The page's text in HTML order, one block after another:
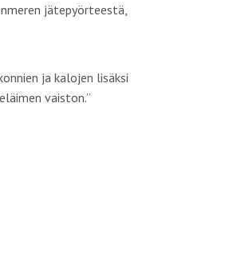
jätepyörteestä,
ja kalojen lisäksi
vaiston.”